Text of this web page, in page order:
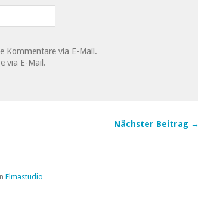
Kommentare via E-Mail.
via E-Mail.
Nächster Beitrag →
Elmastudio